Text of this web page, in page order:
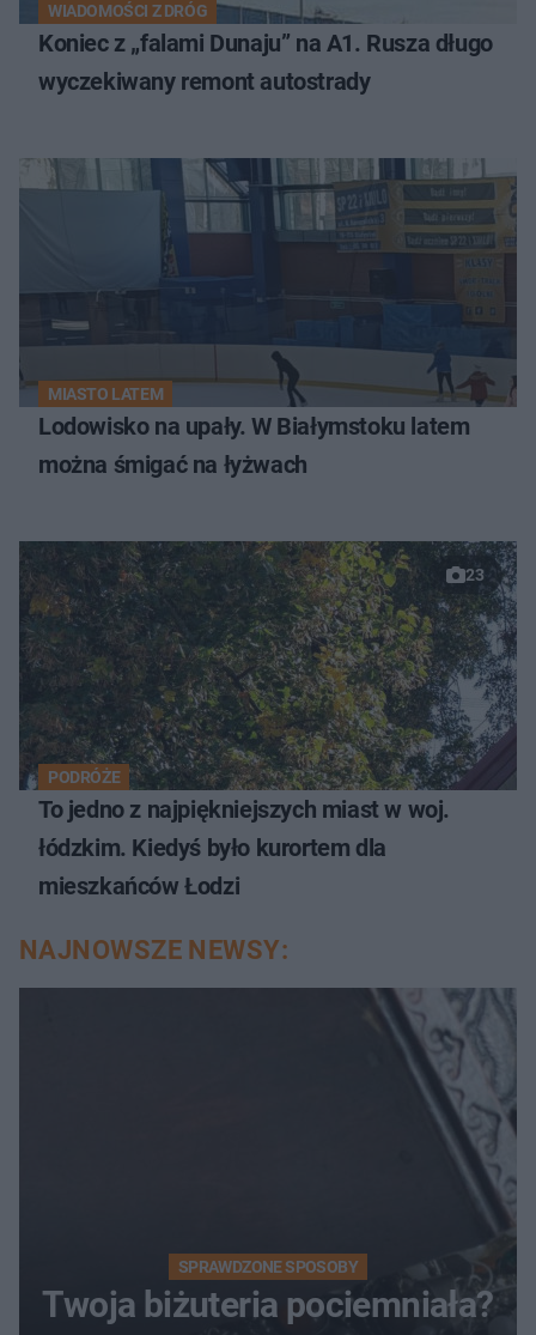
WIADOMOŚCI Z DRÓG
Koniec z „falami Dunaju” na A1. Rusza długo
wyczekiwany remont autostrady
MIASTO LATEM
Lodowisko na upały. W Białymstoku latem
można śmigać na łyżwach
23
PODRÓŻE
To jedno z najpiękniejszych miast w woj.
łódzkim. Kiedyś było kurortem dla
mieszkańców Łodzi
NAJNOWSZE NEWSY:
SPRAWDZONE SPOSOBY
Twoja biżuteria pociemniała?